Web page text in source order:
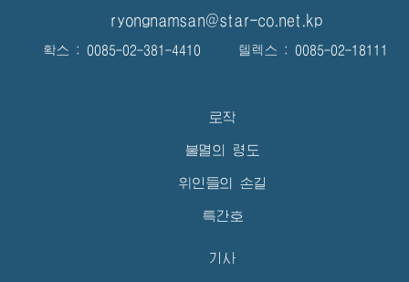
ryongnamsan@star-co.net.kp
확스 : 0085-02-381-4410 텔렉스 : 0085-02-18111
로작
불멸의 령도
위인들의 손길
특간호
기사